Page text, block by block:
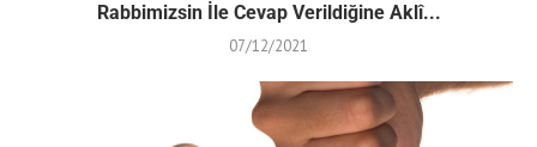
Rabbimizsin İle Cevap Verildiğine Aklî...
07/12/2021